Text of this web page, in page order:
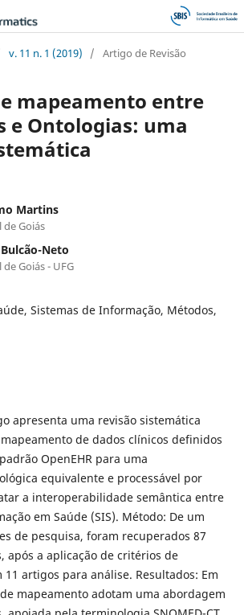
v. 11 n. 1 (2019) / Artigo de Revisão
mapeamento entre
e Ontologias: uma
Martins
de Goiás
Neto
Goiás - UFG
Sistemas de Informação, Métodos,
apresenta uma revisão sistemática
de dados clínicos definidos
OpenEHR para uma
equivalente e processável por
a interoperabilidade semântica entre
em Saúde (SIS). Método: De um
de pesquisa, foram recuperados 87
após a aplicação de critérios de
11 artigos para análise. Resultados: Em
mapeamento adotam uma abordagem